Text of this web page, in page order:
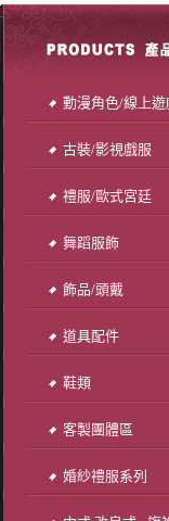
動漫角色/線上遊
古裝/影視戲服
禮服/歐式宮廷
舞蹈服飾
飾品/頭戴
道具配件
鞋類
客製團體區
婚紗禮服系列